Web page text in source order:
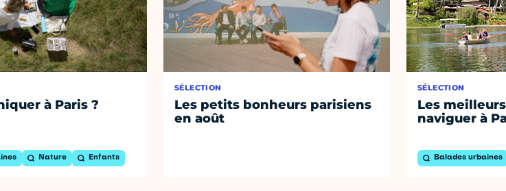
à Paris ?
Nature Enfants
SÉLECTION
Les petits bonheurs parisiens
en août
SÉLECTION
Les
naviguer à
Balades urbaines